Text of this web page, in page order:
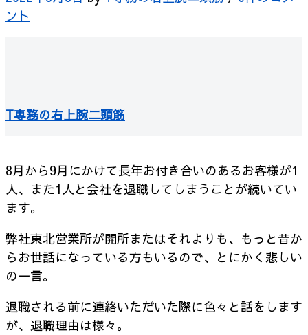
ント
T専務の右上腕二頭筋
8月から9月にかけて長年お付き合いのあるお客様が1
人、また1人と会社を退職してしまうことが続いてい
ます。
弊社東北営業所が開所またはそれよりも、もっと昔か
らお世話になっている方もいるので、とにかく悲しい
の一言。
退職される前に連絡いただいた際に色々と話をします
が、退職理由は様々。